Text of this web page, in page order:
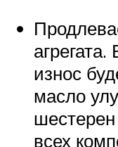
износ
масло
всех